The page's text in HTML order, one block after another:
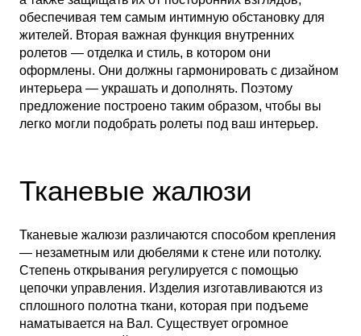
обеспечивая тем самым интимную обстановку для
жителей. Вторая важная функция внутренних
ролетов — отделка и стиль, в котором они
оформлены. Они должны гармонировать с дизайном
интерьера — украшать и дополнять. Поэтому
предложение построено таким образом, чтобы вы
легко могли подобрать ролеты под ваш интерьер.
Тканевые жалюзи
Тканевые жалюзи различаются способом крепления
— незаметным или дюбелями к стене или потолку.
Степень открывания регулируется с помощью
цепочки управления. Изделия изготавливаются из
сплошного полотна ткани, которая при подъеме
наматывается на Вал. Существует огромное